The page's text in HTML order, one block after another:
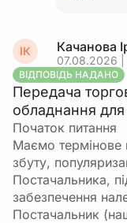
ІК Качанова
07.08.2026 |
ВІДПОВІДЬ НАДАНО
Передача
обладнання
Початок питання
Маємо термінове
збуту,
Постачальника,
забезпечення
Постачальник